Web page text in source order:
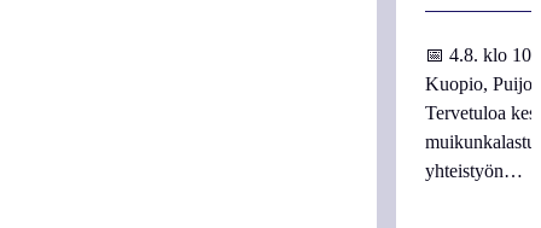
📅 4.8. klo
Kuopio,
Tervetuloa
yhteistyön…